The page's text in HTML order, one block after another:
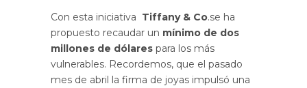
Con esta iniciativa Tiffany & Co.se ha
propuesto recaudar un mínimo de dos
millones de dólares para los más
vulnerables. Recordemos, que el pasado
mes de abril la firma de joyas impulsó una